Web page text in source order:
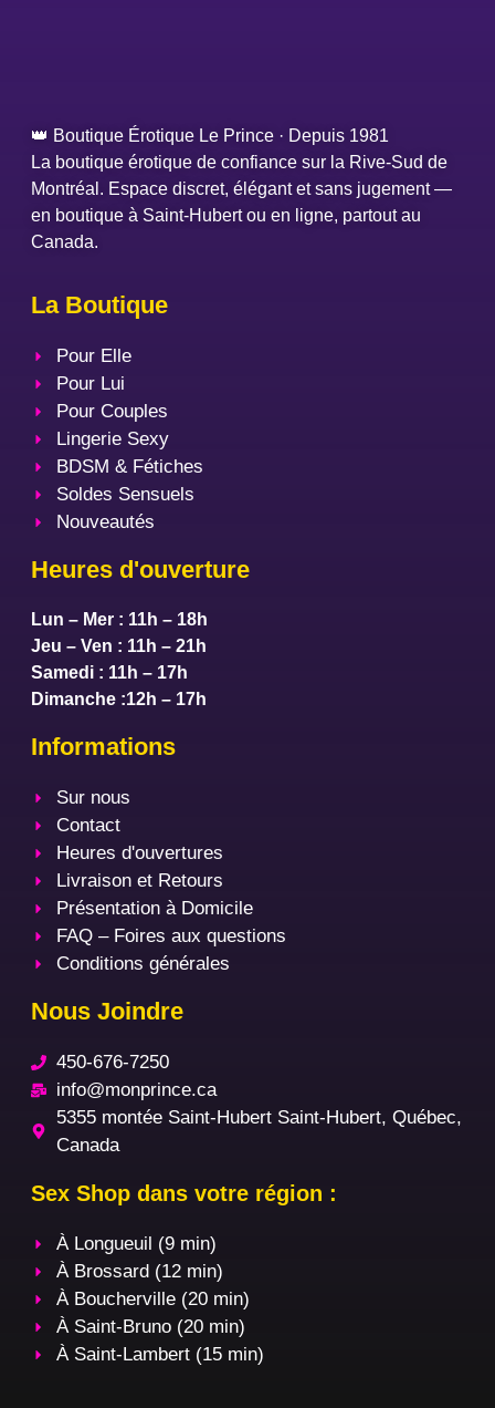
👑 Boutique Érotique Le Prince · Depuis 1981
La boutique érotique de confiance sur la Rive-Sud de
Montréal. Espace discret, élégant et sans jugement —
en boutique à Saint-Hubert ou en ligne, partout au
Canada.
La Boutique
Pour Elle
Pour Lui
Pour Couples
Lingerie Sexy
BDSM & Fétiches
Soldes Sensuels
Nouveautés
Heures d'ouverture
Lun – Mer : 11h – 18h
Jeu – Ven : 11h – 21h
Samedi : 11h – 17h
Dimanche :12h – 17h
Informations
Sur nous
Contact
Heures d'ouvertures
Livraison et Retours
Présentation à Domicile
FAQ – Foires aux questions
Conditions générales
Nous Joindre
450-676-7250
info@monprince.ca
5355 montée Saint-Hubert Saint-Hubert, Québec,
Canada
Sex Shop dans votre région :
À Longueuil (9 min)
À Brossard (12 min)
À Boucherville (20 min)
À Saint-Bruno (20 min)
À Saint-Lambert (15 min)